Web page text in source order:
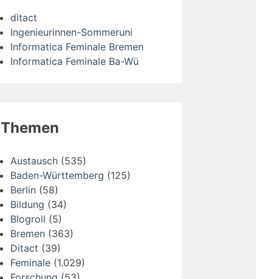
ditact
Ingenieurinnen-Sommeruni
Informatica Feminale Bremen
Informatica Feminale Ba-Wü
Themen
Austausch (535)
Baden-Württemberg (125)
Berlin (58)
Bildung (34)
Blogroll (5)
Bremen (363)
Ditact (39)
Feminale (1.029)